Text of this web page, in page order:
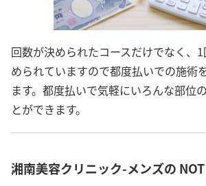
回数が決められたコースだけでなく、
められていますので都度払いでの施術
ます。都度払いで気軽にいろんな部位
とができます。
湘南美容クリニック-メンズの